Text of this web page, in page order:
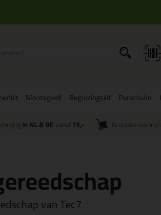
Montagekit Beglazingskit Purschuim
in NL & BEvanaf 75,- Grootste
van Tec7